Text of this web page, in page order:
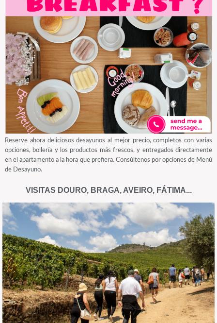
Reserve ahora deliciosos desayunos al mejor precio, completos con varias
opciones, bollería y los productos más frescos, y entregados directamente
en el apartamento a la hora que prefiera. Consúltenos por opciones de Menú
de Desayuno.
VISITAS DOURO, BRAGA, AVEIRO, FÁTIMA...